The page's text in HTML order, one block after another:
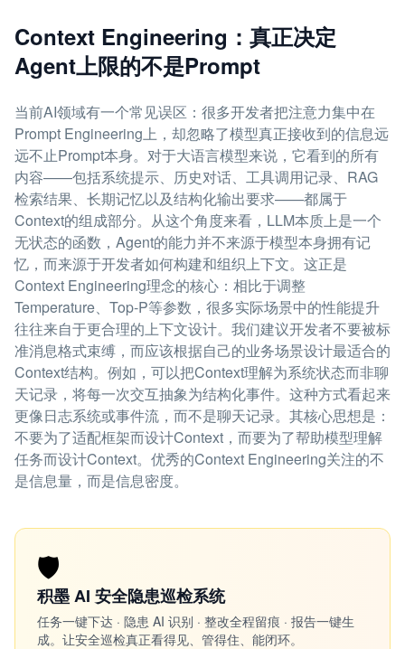
Context Engineering：真正决定
Agent上限的不是Prompt
当前AI领域有一个常见误区：很多开发者把注意力集中在
Prompt Engineering上，却忽略了模型真正接收到的信息远
远不止Prompt本身。对于大语言模型来说，它看到的所有
内容——包括系统提示、历史对话、工具调用记录、RAG
检索结果、长期记忆以及结构化输出要求——都属于
Context的组成部分。从这个角度来看，LLM本质上是一个
无状态的函数，Agent的能力并不来源于模型本身拥有记
忆，而来源于开发者如何构建和组织上下文。这正是
Context Engineering理念的核心：相比于调整
Temperature、Top-P等参数，很多实际场景中的性能提升
往往来自于更合理的上下文设计。我们建议开发者不要被标
准消息格式束缚，而应该根据自己的业务场景设计最适合的
Context结构。例如，可以把Context理解为系统状态而非聊
天记录，将每一次交互抽象为结构化事件。这种方式看起来
更像日志系统或事件流，而不是聊天记录。其核心思想是：
不要为了适配框架而设计Context，而要为了帮助模型理解
任务而设计Context。优秀的Context Engineering关注的不
是信息量，而是信息密度。
🛡️
积墨 AI 安全隐患巡检系统
任务一键下达 · 隐患 AI 识别 · 整改全程留痕 · 报告一键生
成。让安全巡检真正看得见、管得住、能闭环。